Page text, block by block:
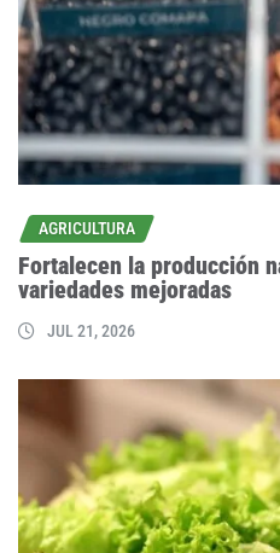
AGRICULTURA
Fortalecen la producción
variedades mejoradas
JUL 21, 2026